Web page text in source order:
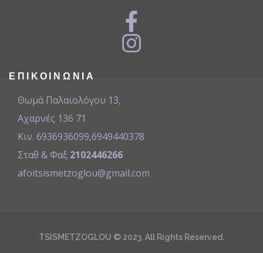
ΕΠΙΚΟΙΝΩΝΊΑ
Θωμά Παλαιολόγου 13,
Αχαρνές 136 71
Κιν. 6936936099,6949440378
Σταθ & Φαξ 2102446266
afoitsismetzoglou@gmail.com
TSISMETZOGLOU © 2023. All Rights Reserved.